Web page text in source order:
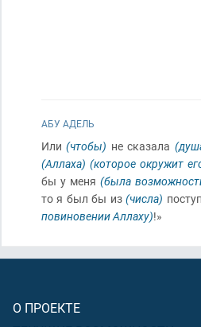
АБУ АДЕЛЬ
Или(чтобы) не сказала
(Аллаха) (которое окружит
бы у меня (была
то я был бы из(числа)
повиновении Аллаху)!»
О ПРОЕКТЕ